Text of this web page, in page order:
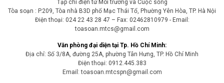
Bổ sung quy định về vận động, truyền thông hiến mô, tạng và hiến,
lấy xác ... là một trong 8 chính sách mới mà Trung tâm Điều phối
ghép tạng Quốc gia đề xuất khi sửa đổi Luật Hiến, lấy, ghép mô, bộ
phận cơ thể người và hiến xác.